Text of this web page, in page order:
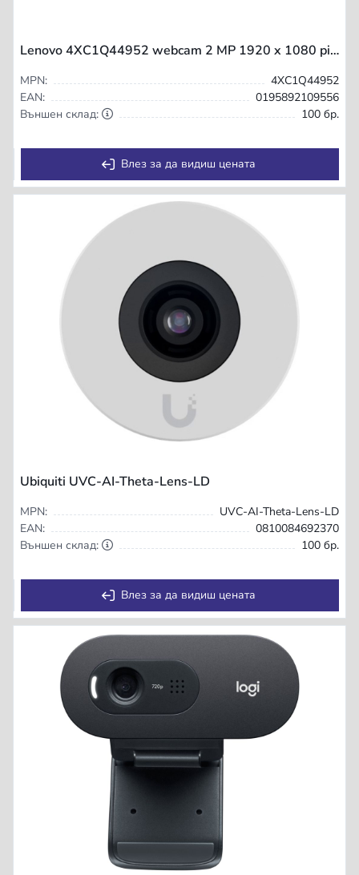
Lenovo 4XC1Q44952 webcam 2 MP 1920 x 1080 pixels USB 2.0 Black
MPN:
4XC1Q44952
EAN:
0195892109556
Външен склад:
100 бр.
Влез за да видиш цената
Ubiquiti UVC-AI-Theta-Lens-LD
MPN:
UVC-AI-Theta-Lens-LD
EAN:
0810084692370
Външен склад:
100 бр.
Влез за да видиш цената